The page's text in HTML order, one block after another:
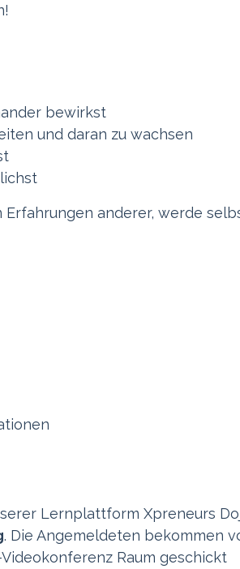
bewirkst
und daran zu wachsen
anderer, werde
Lernplattform Xpreneurs
. Die Angemeldeten bekommen
Raum geschickt